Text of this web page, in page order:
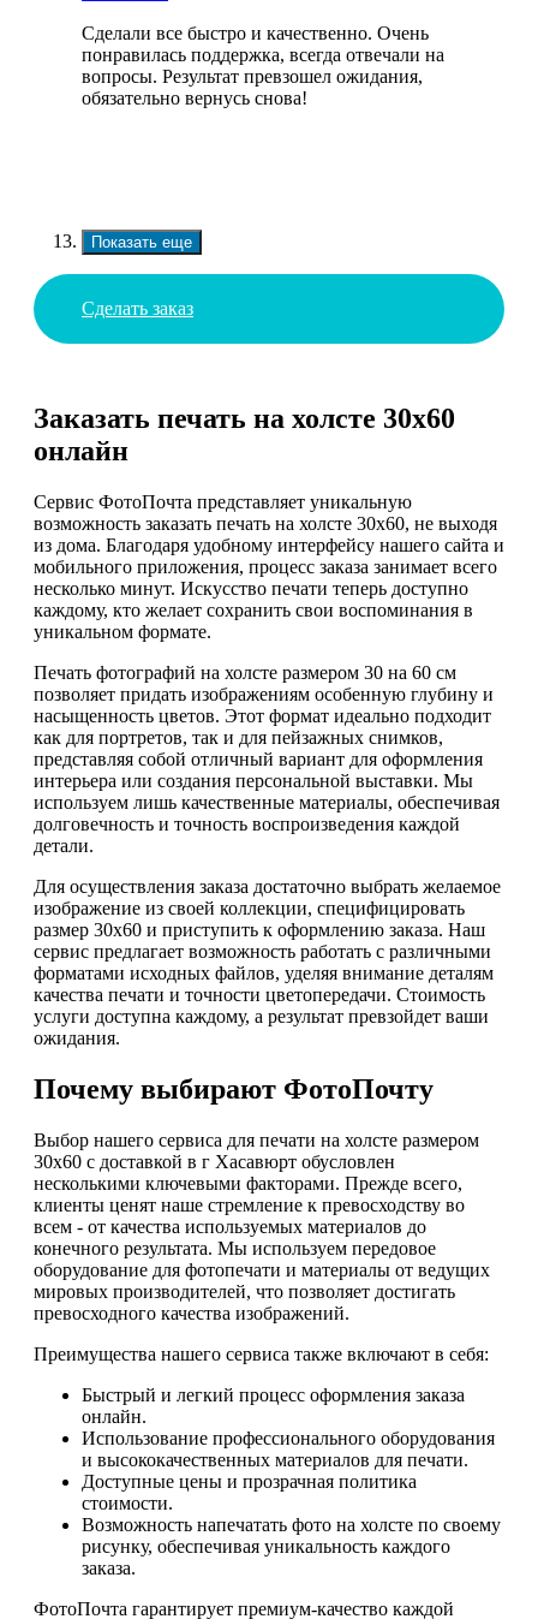
Сделали все быстро и качественно. Очень
понравилась поддержка, всегда отвечали на
вопросы. Результат превзошел ожидания,
обязательно вернусь снова!
Показать еще
Сделать заказ
Заказать печать на холсте 30х60
онлайн
Сервис ФотоПочта представляет уникальную
возможность заказать печать на холсте 30x60, не выходя
из дома. Благодаря удобному интерфейсу нашего сайта и
мобильного приложения, процесс заказа занимает всего
несколько минут. Искусство печати теперь доступно
каждому, кто желает сохранить свои воспоминания в
уникальном формате.
Печать фотографий на холсте размером 30 на 60 см
позволяет придать изображениям особенную глубину и
насыщенность цветов. Этот формат идеально подходит
как для портретов, так и для пейзажных снимков,
представляя собой отличный вариант для оформления
интерьера или создания персональной выставки. Мы
используем лишь качественные материалы, обеспечивая
долговечность и точность воспроизведения каждой
детали.
Для осуществления заказа достаточно выбрать желаемое
изображение из своей коллекции, специфицировать
размер 30х60 и приступить к оформлению заказа. Наш
сервис предлагает возможность работать с различными
форматами исходных файлов, уделяя внимание деталям
качества печати и точности цветопередачи. Стоимость
услуги доступна каждому, а результат превзойдет ваши
ожидания.
Почему выбирают ФотоПочту
Выбор нашего сервиса для печати на холсте размером
30х60 с доставкой в г Хасавюрт обусловлен
несколькими ключевыми факторами. Прежде всего,
клиенты ценят наше стремление к превосходству во
всем - от качества используемых материалов до
конечного результата. Мы используем передовое
оборудование для фотопечати и материалы от ведущих
мировых производителей, что позволяет достигать
превосходного качества изображений.
Преимущества нашего сервиса также включают в себя:
Быстрый и легкий процесс оформления заказа
онлайн.
Использование профессионального оборудования
и высококачественных материалов для печати.
Доступные цены и прозрачная политика
стоимости.
Возможность напечатать фото на холсте по своему
рисунку, обеспечивая уникальность каждого
заказа.
ФотоПочта гарантирует премиум-качество каждой